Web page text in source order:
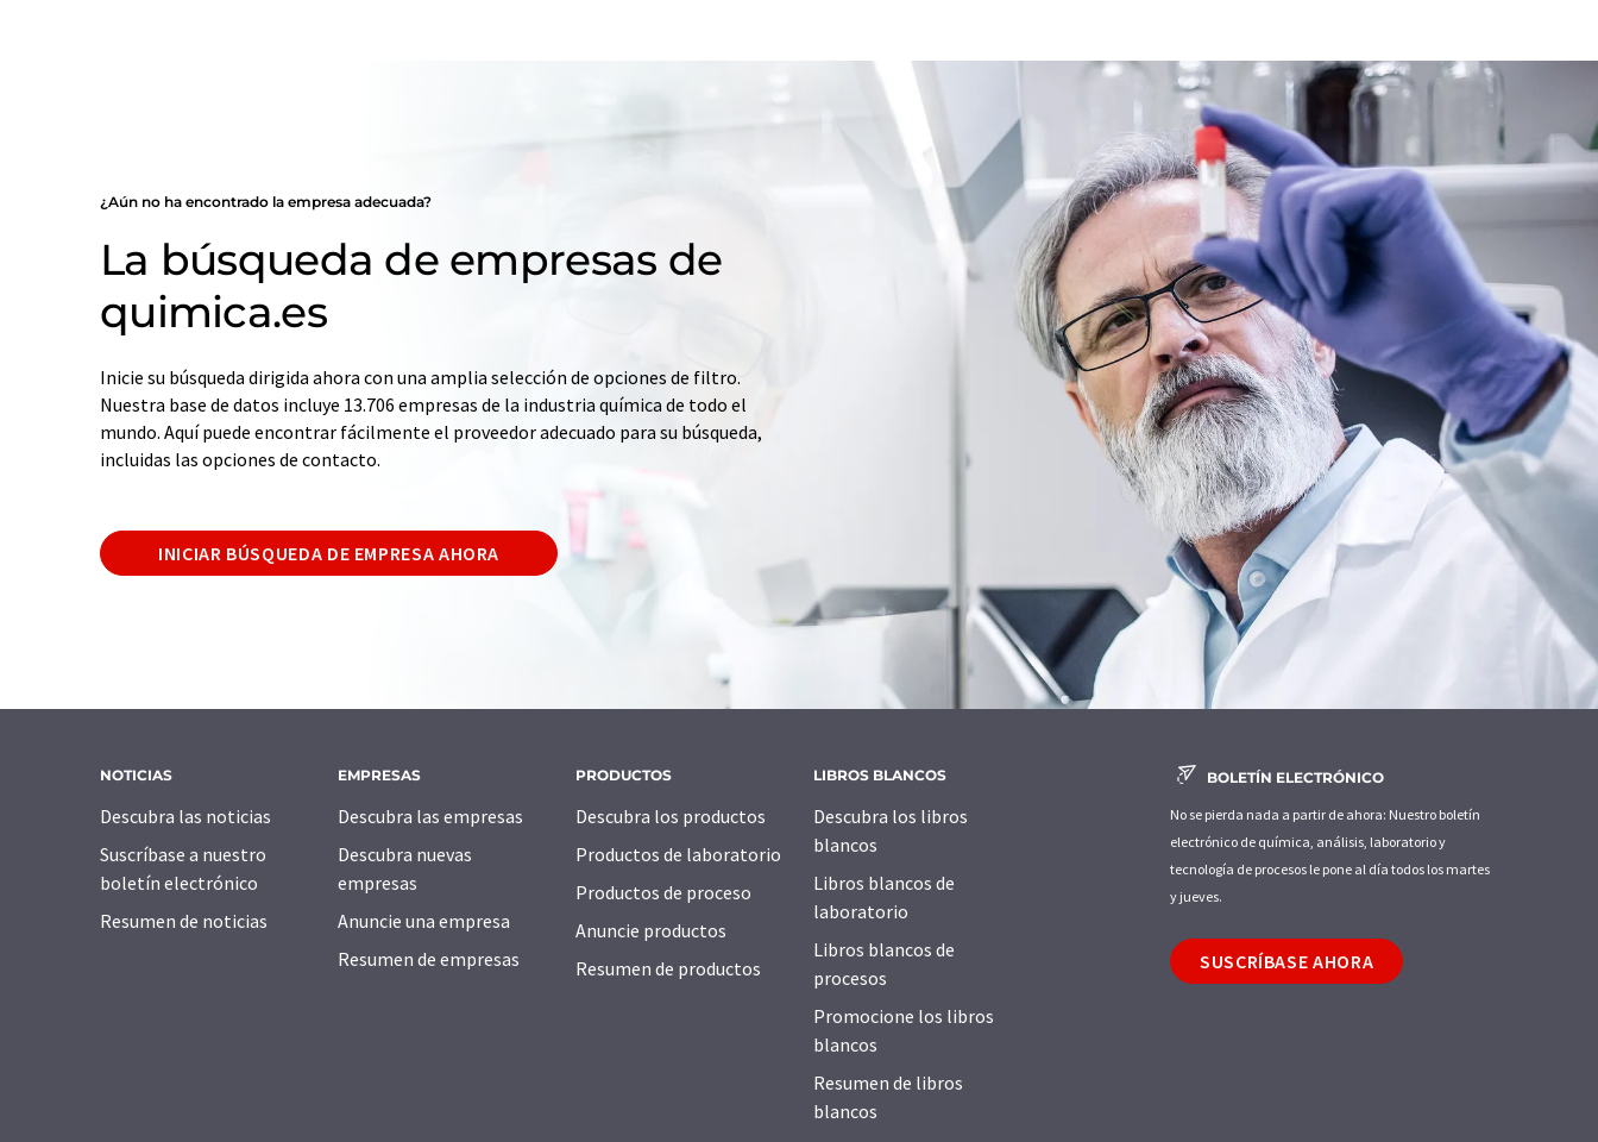
¿Aún no ha encontrado la empresa adecuada?
La búsqueda de empresas de
quimica.es
Inicie su búsqueda dirigida ahora con una amplia selección de opciones de filtro.
Nuestra base de datos incluye 13.706 empresas de la industria química de todo el
mundo. Aquí puede encontrar fácilmente el proveedor adecuado para su búsqueda,
incluidas las opciones de contacto.
INICIAR BÚSQUEDA DE EMPRESA AHORA
NOTICIAS
Descubra las noticias
Suscríbase a nuestro
boletín electrónico
Resumen de noticias
EMPRESAS
Descubra las empresas
Descubra nuevas
empresas
Anuncie una empresa
Resumen de empresas
PRODUCTOS
Descubra los productos
Productos de laboratorio
Productos de proceso
Anuncie productos
Resumen de productos
LIBROS BLANCOS
Descubra los libros
blancos
Libros blancos de
laboratorio
Libros blancos de
procesos
Promocione los libros
blancos
Resumen de libros
blancos
BOLETÍN ELECTRÓNICO
No se pierda nada a partir de ahora: Nuestro boletín
electrónico de química, análisis, laboratorio y
tecnología de procesos le pone al día todos los martes
y jueves.
SUSCRÍBASE AHORA